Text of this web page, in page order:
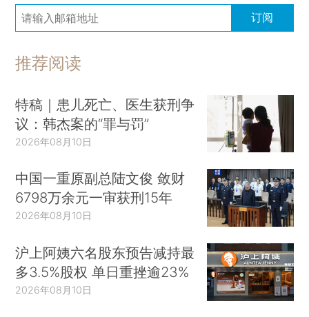
订阅
推荐阅读
特稿｜患儿死亡、医生获刑争
议：韩杰案的“罪与罚”
2026年08月10日
中国一重原副总陆文俊 敛财
6798万余元一审获刑15年
2026年08月10日
沪上阿姨六名股东预告减持最
多3.5%股权 单日重挫逾23%
2026年08月10日